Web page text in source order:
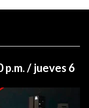
p.m. / jueves 6